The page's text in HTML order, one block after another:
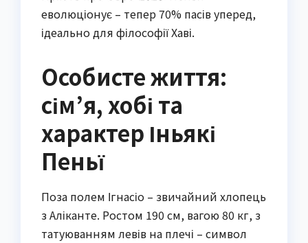
еволюціонує – тепер 70% пасів уперед,
ідеально для філософії Хаві.
Особисте життя:
сім’я, хобі та
характер Іньякі
Пеньї
Поза полем Ігнасіо – звичайний хлопець
з Аліканте. Ростом 190 см, вагою 80 кг, з
татуюванням левів на плечі – символ